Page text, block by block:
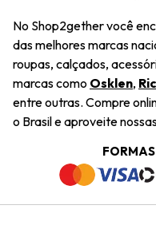
Saiu na Mídia
Sustentabilidade
Navegando
Termos e Condições
Trabalhe Conosco
Regulamento e
Wishlist
Troca Fácil
Restituição de
Dúvidas Frequentes
Termos e Condições
Política de Privacidade
No Shop2gether você
das melhores marcas
roupas, calçados,
marcas como Osklen,
entre outras. Compre
o Brasil e aproveite